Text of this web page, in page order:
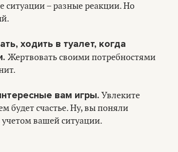
ситуации – разные реакции. Но
ходить в туалет, когда
Жертвовать своими потребностями
вам игры. Увлеките
будет счастье. Ну, вы поняли
вашей ситуации.